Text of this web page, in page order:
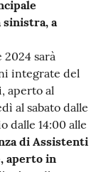
sinistra, a
sarà
integrate del
aperto al
al sabato dalle
dalle 14:00 alle
di Assistenti
aperto in